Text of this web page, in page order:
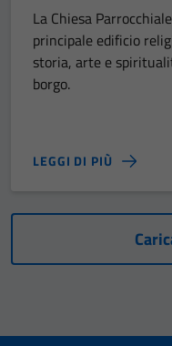
La Chiesa
principale edificio
storia, arte e
borgo.
LEGGI DI PIÙ